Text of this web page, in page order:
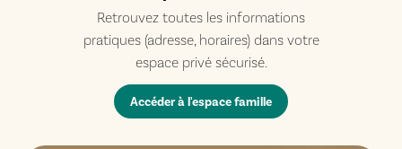
Retrouvez toutes les informations
pratiques (adresse, horaires) dans votre
espace privé sécurisé.
Accéder à l'espace famille